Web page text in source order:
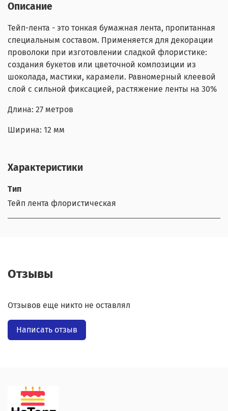
Описание
Тейп-лента - это тонкая бумажная лента, пропитанная
специальным составом. Применяется для декорации
проволоки при изготовлении сладкой флористике:
создания букетов или цветочной композиции из
шоколада, мастики, карамели. Равномерный клеевой
слой с сильной фиксацией, растяжение ленты на 30%
Длина: 27 метров
Ширина: 12 мм
Характеристики
Тип
Тейп лента флористическая
Отзывы
Отзывов еще никто не оставлял
Написать отзыв